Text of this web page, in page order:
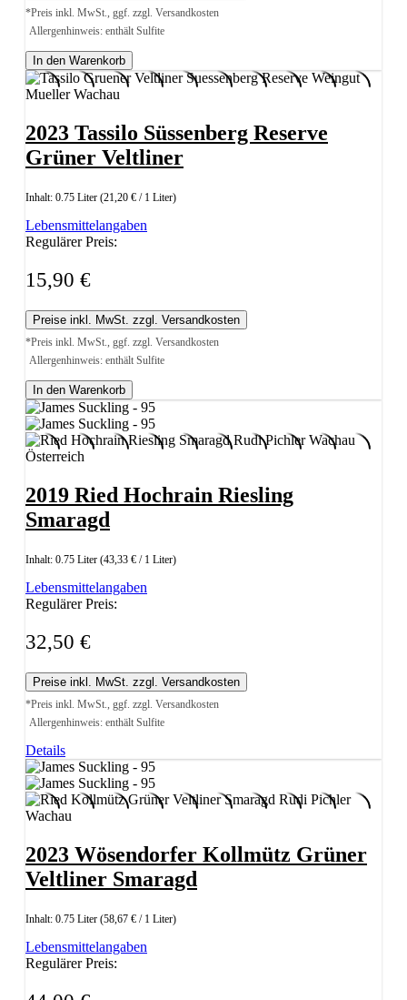
*Preis inkl. MwSt., ggf. zzgl. Versandkosten
Allergenhinweis: enthält Sulfite
In den Warenkorb
2023 Tassilo Süssenberg Reserve
Grüner Veltliner
Inhalt: 0.75 Liter (21,20 € / 1 Liter)
Lebensmittelangaben
Regulärer Preis:
15,90 €
Preise inkl. MwSt. zzgl. Versandkosten
*Preis inkl. MwSt., ggf. zzgl. Versandkosten
Allergenhinweis: enthält Sulfite
In den Warenkorb
2019 Ried Hochrain Riesling
Smaragd
Inhalt: 0.75 Liter (43,33 € / 1 Liter)
Lebensmittelangaben
Regulärer Preis:
32,50 €
Preise inkl. MwSt. zzgl. Versandkosten
*Preis inkl. MwSt., ggf. zzgl. Versandkosten
Allergenhinweis: enthält Sulfite
Details
2023 Wösendorfer Kollmütz Grüner
Veltliner Smaragd
Inhalt: 0.75 Liter (58,67 € / 1 Liter)
Lebensmittelangaben
Regulärer Preis: